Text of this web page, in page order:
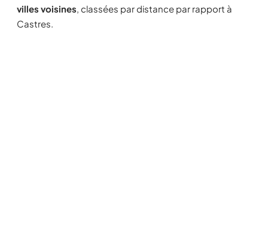
villes voisines, classées par distance par rapport à
Castres.